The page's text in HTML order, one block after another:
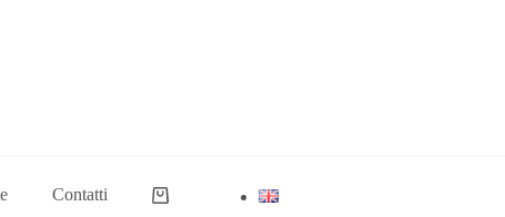
Contatti Carrello